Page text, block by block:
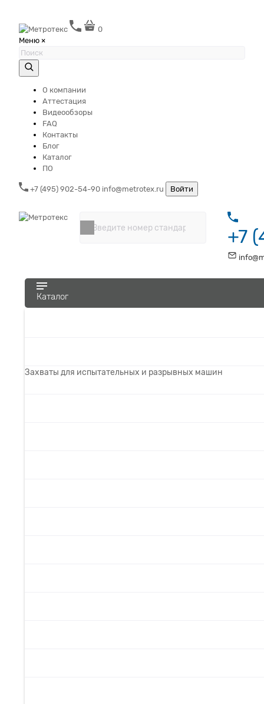
0
Меню ×
О компании
Аттестация
Видеообзоры
FAQ
Контакты
Блог
Каталог
ПО
+7 (495) 902-54-90 info@metrotex.ru Войти
+7
Каталог
Захваты для испытательных и разрывных машин